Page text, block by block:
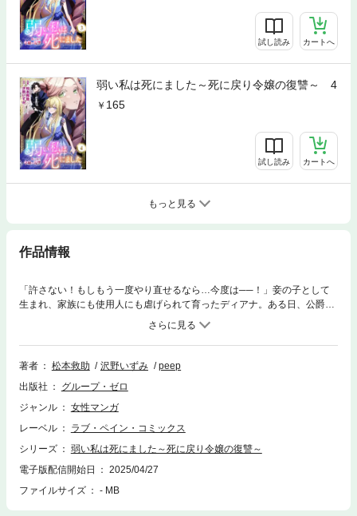
試し読み カートへ
弱い私は死にました～死に戻り令嬢の復讐～ 4
165
試し読み カートへ
もっと見る
作品情報
「許さない！もしもう一度やり直せるなら…今度は──！」妾の子として
生まれ、家族にも使用人にも虐げられて育ったディアナ。ある日、公爵家
の正式な跡取りである妹・アイリーンに毒を盛られてしまう。どんなにひ
どい目に遭っても我慢して従ってきたディアナだったが悔しさと恨みを胸
に絶命する。しかし、目を覚ますと一年前に戻っていた！一度死んだなら
もう何も怖くない！これからはやられた分しっかりやり返してやるわ！デ
み、復讐を誓う！死に戻り令嬢の華麗なる復讐劇が幕をあける！！
著者 松本救助 沢野いずみ
peep
出版社
グループ・ゼロ
ジャンル
女性マンガ
レーベル
ラブ・ペイン・コミックス
シリーズ
弱い私は死にました～死に戻り令嬢の復讐～
電子版配信開始日
2025/04/27
ファイルサイズ
- MB